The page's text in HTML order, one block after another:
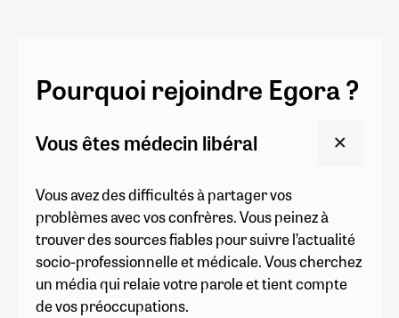
Pourquoi rejoindre Egora ?
Vous êtes médecin libéral
Vous avez des difficultés à partager vos
problèmes avec vos confrères. Vous peinez à
trouver des sources fiables pour suivre l’actualité
socio-professionnelle et médicale. Vous cherchez
un média qui relaie votre parole et tient compte
de vos préoccupations.